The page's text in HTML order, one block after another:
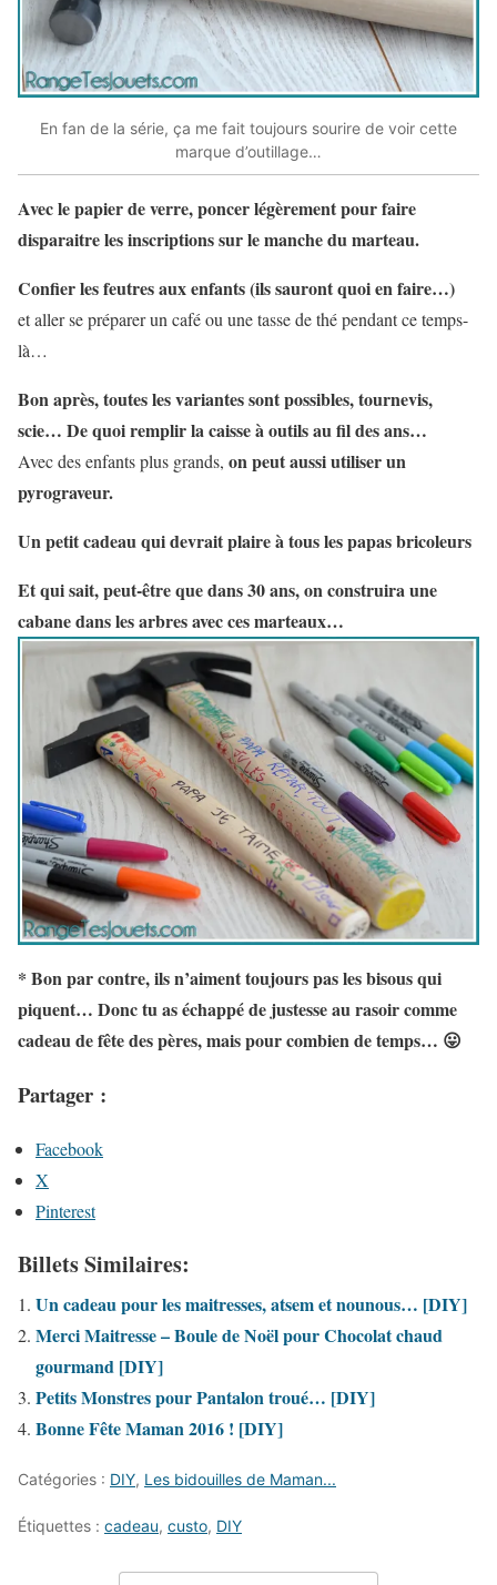
En fan de la série, ça me fait toujours sourire de voir cette
marque d’outillage…
Avec le papier de verre, poncer légèrement pour faire
disparaitre les inscriptions sur le manche du marteau.
Confier les feutres aux enfants (ils sauront quoi en faire…)
et aller se préparer un café ou une tasse de thé pendant ce temps-
là…
Bon après, toutes les variantes sont possibles, tournevis,
scie… De quoi remplir la caisse à outils au fil des ans…
Avec des enfants plus grands, on peut aussi utiliser un
pyrograveur.
Un petit cadeau qui devrait plaire à tous les papas bricoleurs
Et qui sait, peut-être que dans 30 ans, on construira une
cabane dans les arbres avec ces marteaux…
* Bon par contre, ils n’aiment toujours pas les bisous qui
piquent… Donc tu as échappé de justesse au rasoir comme
cadeau de fête des pères, mais pour combien de temps… 😛
Partager :
Facebook
X
Pinterest
Billets Similaires:
Un cadeau pour les maitresses, atsem et nounous… [DIY]
Merci Maitresse – Boule de Noël pour Chocolat chaud
gourmand [DIY]
Petits Monstres pour Pantalon troué… [DIY]
Bonne Fête Maman 2016 ! [DIY]
Catégories : DIY, Les bidouilles de Maman...
Étiquettes : cadeau, custo, DIY